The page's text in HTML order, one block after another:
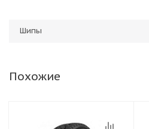
Шипы
Похожие